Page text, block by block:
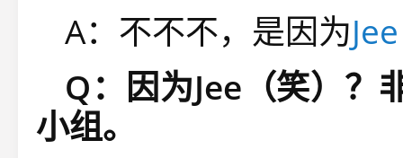
A： 不不不，是因为Jee
Q：因为Jee（笑）？
小组。